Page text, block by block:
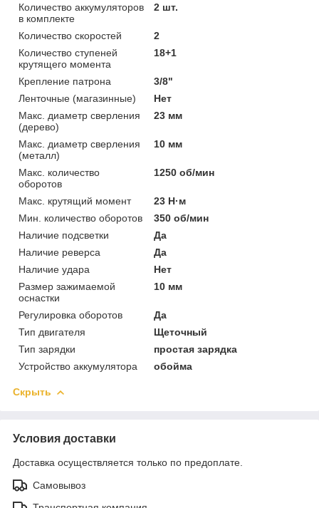
Количество аккумуляторов
в комплекте
2 шт.
Количество скоростей
2
Количество ступеней
крутящего момента
18+1
Крепление патрона
3/8"
Ленточные (магазинные)
Нет
Макс. диаметр сверления
(дерево)
23 мм
Макс. диаметр сверления
(металл)
10 мм
Макс. количество
оборотов
1250 об/мин
Макс. крутящий момент
23 Н·м
Мин. количество оборотов
350 об/мин
Наличие подсветки
Да
Наличие реверса
Да
Наличие удара
Нет
Размер зажимаемой
оснастки
10 мм
Регулировка оборотов
Да
Тип двигателя
Щеточный
Тип зарядки
простая зарядка
Устройство аккумулятора
обойма
Скрыть
Условия доставки
Доставка осуществляется только по предоплате.
Самовывоз